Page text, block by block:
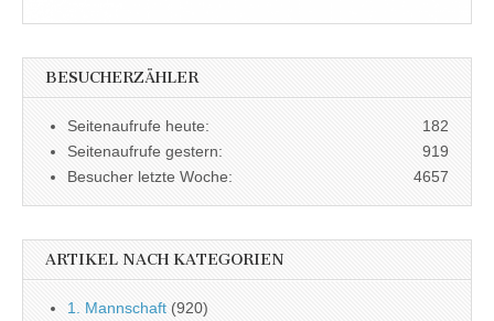
BESUCHERZÄHLER
182
Seitenaufrufe heute:
919
Seitenaufrufe gestern:
4657
Besucher letzte Woche:
ARTIKEL NACH KATEGORIEN
1. Mannschaft (920)